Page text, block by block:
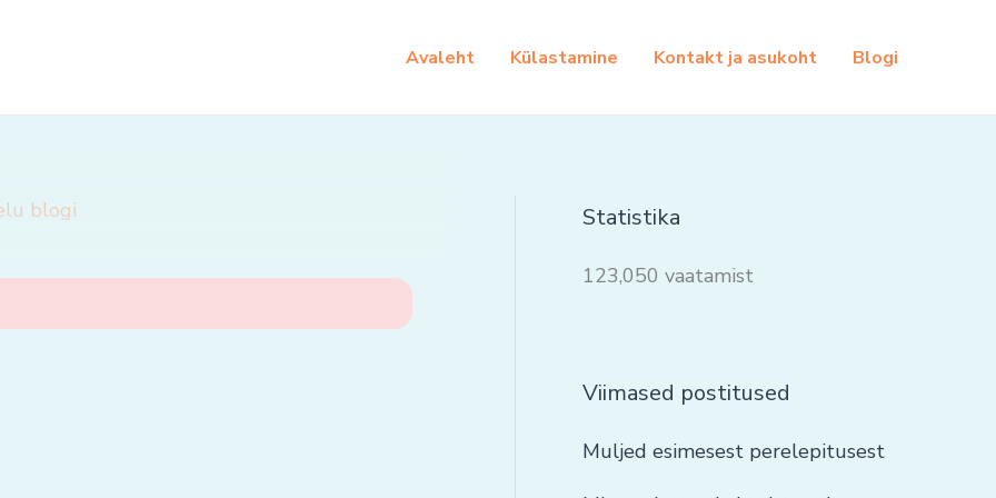
Avaleht Külastamine Kontakt ja asukoht Blogi
blogi Statistika
123,050 vaatamist
Viimased postitused
Muljed esimesest perelepitusest